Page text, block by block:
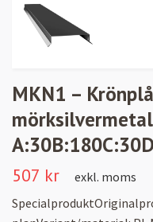
MKN1 –
507 kr
exkl. moms